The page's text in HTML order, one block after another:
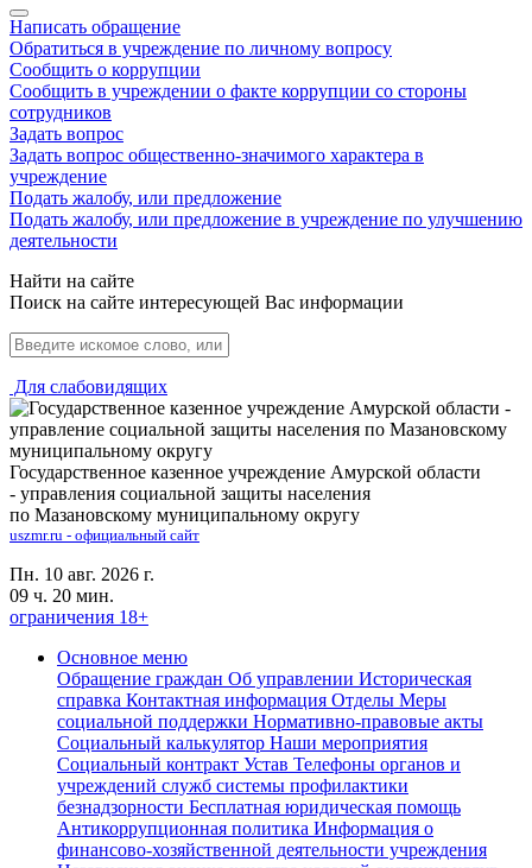
Написать обращение
Обратиться в учреждение по личному вопросу
Сообщить о коррупции
Сообщить в учреждении о факте коррупции со стороны
сотрудников
Задать вопрос
Задать вопрос общественно-значимого характера в
учреждение
Подать жалобу, или предложение
Подать жалобу, или предложение в учреждение по улучшению
деятельности
Найти на сайте
Поиск на сайте интересующей Вас информации
Для слабовидящих
Государственное казенное учреждение Амурской области
- управления социальной защиты населения
по Мазановскому муниципальному округу
uszmr.ru - официальный сайт
Пн. 10 авг. 2026 г.
09 ч. 20 мин.
ограничения 18+
Основное меню
Обращение граждан Об управлении Историческая
справка Контактная информация Отделы Меры
социальной поддержки Нормативно-правовые акты
Социальный калькулятор Наши мероприятия
Социальный контракт Устав Телефоны органов и
учреждений служб системы профилактики
безнадзорности Бесплатная юридическая помощь
Антикоррупционная политика Информация о
финансово-хозяйственной деятельности учреждения